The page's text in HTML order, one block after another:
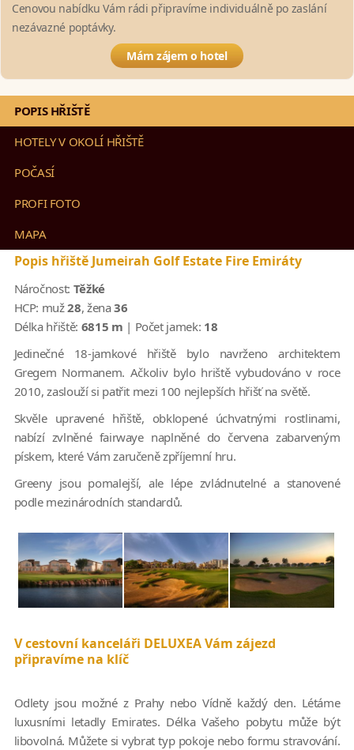
Cenovou nabídku Vám rádi připravíme individuálně po zaslání
nezávazné poptávky.
Mám zájem o hotel
POPIS HŘIŠTĚ
HOTELY V OKOLÍ HŘIŠTĚ
POČASÍ
PROFI FOTO
MAPA
Popis hřiště Jumeirah Golf Estate Fire Emiráty
Náročnost: Těžké
HCP: muž28, žena36
Délka hřiště: 6815 m | Počet jamek: 18
Jedinečné 18-jamkové hřiště bylo navrženo architektem
Gregem Normanem. Ačkoliv bylo hriště vybudováno v roce
2010, zaslouží si patřit mezi 100 nejlepších hřišť na světě.
Skvěle upravené hřiště, obklopené úchvatnými rostlinami,
nabízí zvlněné fairwaye naplněné do červena zabarveným
pískem, které Vám zaručeně zpříjemní hru.
Greeny jsou pomalejší, ale lépe zvládnutelné a stanovené
podle mezinárodních standardů.
V cestovní kanceláři DELUXEA Vám zájezd
připravíme na klíč
Odlety jsou možné z Prahy nebo Vídně každý den. Létáme
luxusními letadly Emirates. Délka Vašeho pobytu může být
libovolná. Můžete si vybrat typ pokoje nebo formu stravování.